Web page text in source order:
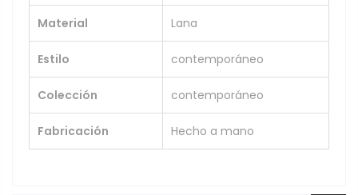
Material Lana
Estilo contemporáneo
Colección contemporáneo
Fabricación Hecho a mano